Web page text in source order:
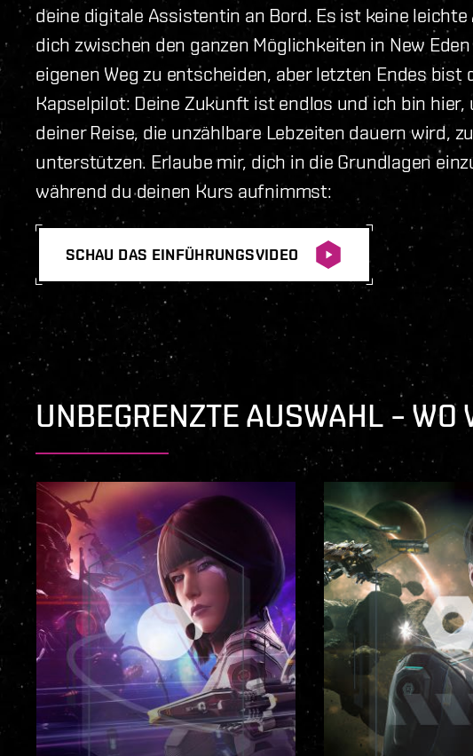
deine digitale Assistentin an Bord. Es ist keine leichte
dich zwischen den ganzen Möglichkeiten in New
eigenen Weg zu entscheiden, aber letzten Endes bist
Kapselpilot: Deine Zukunft ist endlos und ich bin hier,
deiner Reise, die unzählbare Lebzeiten dauern wird, zu
unterstützen. Erlaube mir, dich in die Grundlagen
während du deinen Kurs aufnimmst:
SCHAU DAS EINFÜHRUNGSVIDEO
UNBEGRENZTE AUSWAHL – WO